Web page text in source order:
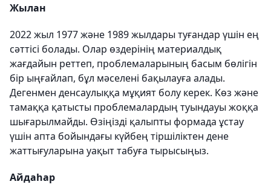
Жылан
2022 жыл 1977 және 1989 жылдары туғандар үшін ең
сәттісі болады. Олар өздерінің материалдық
жағдайын реттеп, проблемаларының басым бөлігін
бір ыңғайлап, бұл мәселені бақылауға алады.
Дегенмен денсаулыққа мұқият болу керек. Көз және
тамаққа қатысты проблемалардың туындауы жоққа
шығарылмайды. Өзіңізді қалыпты формада ұстау
үшін апта бойындағы күйбең тіршіліктен дене
жаттығуларына уақыт табуға тырысыңыз.
Айдаһар